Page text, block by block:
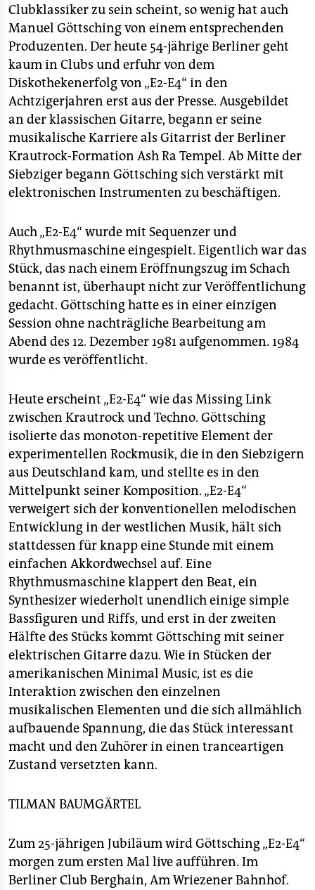
Clubklassiker zu sein scheint, so wenig hat auch
Manuel Göttsching von einem entsprechenden
Produzenten. Der heute 54-jährige Berliner geht
kaum in Clubs und erfuhr von dem
Diskothekenerfolg von „E2-E4“ in den
Achtzigerjahren erst aus der Presse. Ausgebildet
an der klassischen Gitarre, begann er seine
musikalische Karriere als Gitarrist der Berliner
Krautrock-Formation Ash Ra Tempel. Ab Mitte der
Siebziger begann Göttsching sich verstärkt mit
elektronischen Instrumenten zu beschäftigen.
Auch „E2-E4“ wurde mit Sequenzer und
Rhythmusmaschine eingespielt. Eigentlich war das
Stück, das nach einem Eröffnungszug im Schach
benannt ist, überhaupt nicht zur Veröffentlichung
gedacht. Göttsching hatte es in einer einzigen
Session ohne nachträgliche Bearbeitung am
Abend des 12. Dezember 1981 aufgenommen. 1984
wurde es veröffentlicht.
Heute erscheint „E2-E4“ wie das Missing Link
zwischen Krautrock und Techno. Göttsching
isolierte das monoton-repetitive Element der
experimentellen Rockmusik, die in den Siebzigern
aus Deutschland kam, und stellte es in den
Mittelpunkt seiner Komposition. „E2-E4“
verweigert sich der konventionellen melodischen
Entwicklung in der westlichen Musik, hält sich
stattdessen für knapp eine Stunde mit einem
einfachen Akkordwechsel auf. Eine
Rhythmusmaschine klappert den Beat, ein
Synthesizer wiederholt unendlich einige simple
Bassfiguren und Riffs, und erst in der zweiten
Hälfte des Stücks kommt Göttsching mit seiner
elektrischen Gitarre dazu. Wie in Stücken der
amerikanischen Minimal Music, ist es die
Interaktion zwischen den einzelnen
musikalischen Elementen und die sich allmählich
aufbauende Spannung, die das Stück interessant
macht und den Zuhörer in einen tranceartigen
Zustand versetzten kann.
TILMAN BAUMGÄRTEL
Zum 25-jährigen Jubiläum wird Göttsching „E2-E4“
morgen zum ersten Mal live aufführen. Im
Berliner Club Berghain, Am Wriezener Bahnhof.